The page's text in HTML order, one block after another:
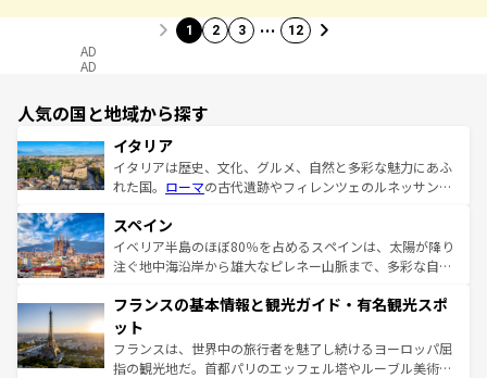
1 2 3 … 12
AD
AD
人気の国と地域から探す
イタリア
イタリアは歴史、文化、グルメ、自然と多彩な魅力にあふ
れた国。 ローマの古代遺跡やフィレンツェのルネッサンス
ろん、トスカーナの美しい田園風景やアマルフィ海岸の絶
景など、自然景観も見逃せない。観光の合間には、本場の
ピザやパスタなど、絶品のイタリア料理を堪能することも
ませてくれるイタリアで、忘れられない旅をしてみよう！
なお、新着のイタリア情報は
しい。
スペイン
イベリア半島のほぼ80％を占めるスペインは、太陽が降り
注ぐ地中海沿岸から雄大なピレネー山脈まで、多彩な自然
文化が根付くこの国では、情熱的なフラメンコ、熱気あふ
れる闘牛、そして美味しいタパスが生活の一部となってい
る。首都マドリードの洗練された雰囲気や、バルセロナの
アートに溢れた街角から、地方では古代ローマ遺跡や中世
フランスの基本情報と観光ガイド・有名観光スポ
ット
フランスは、世界中の旅行者を魅了し続けるヨーロッパ屈
指の観光地だ。首都パリのエッフェル塔やルーブル美術館